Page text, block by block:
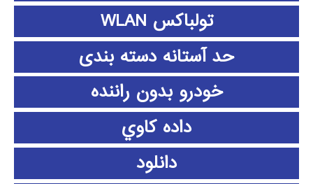
تولباکس WLAN
حد آستانه دسته بندی
خودرو بدون راننده
داده كاوي
دانلود